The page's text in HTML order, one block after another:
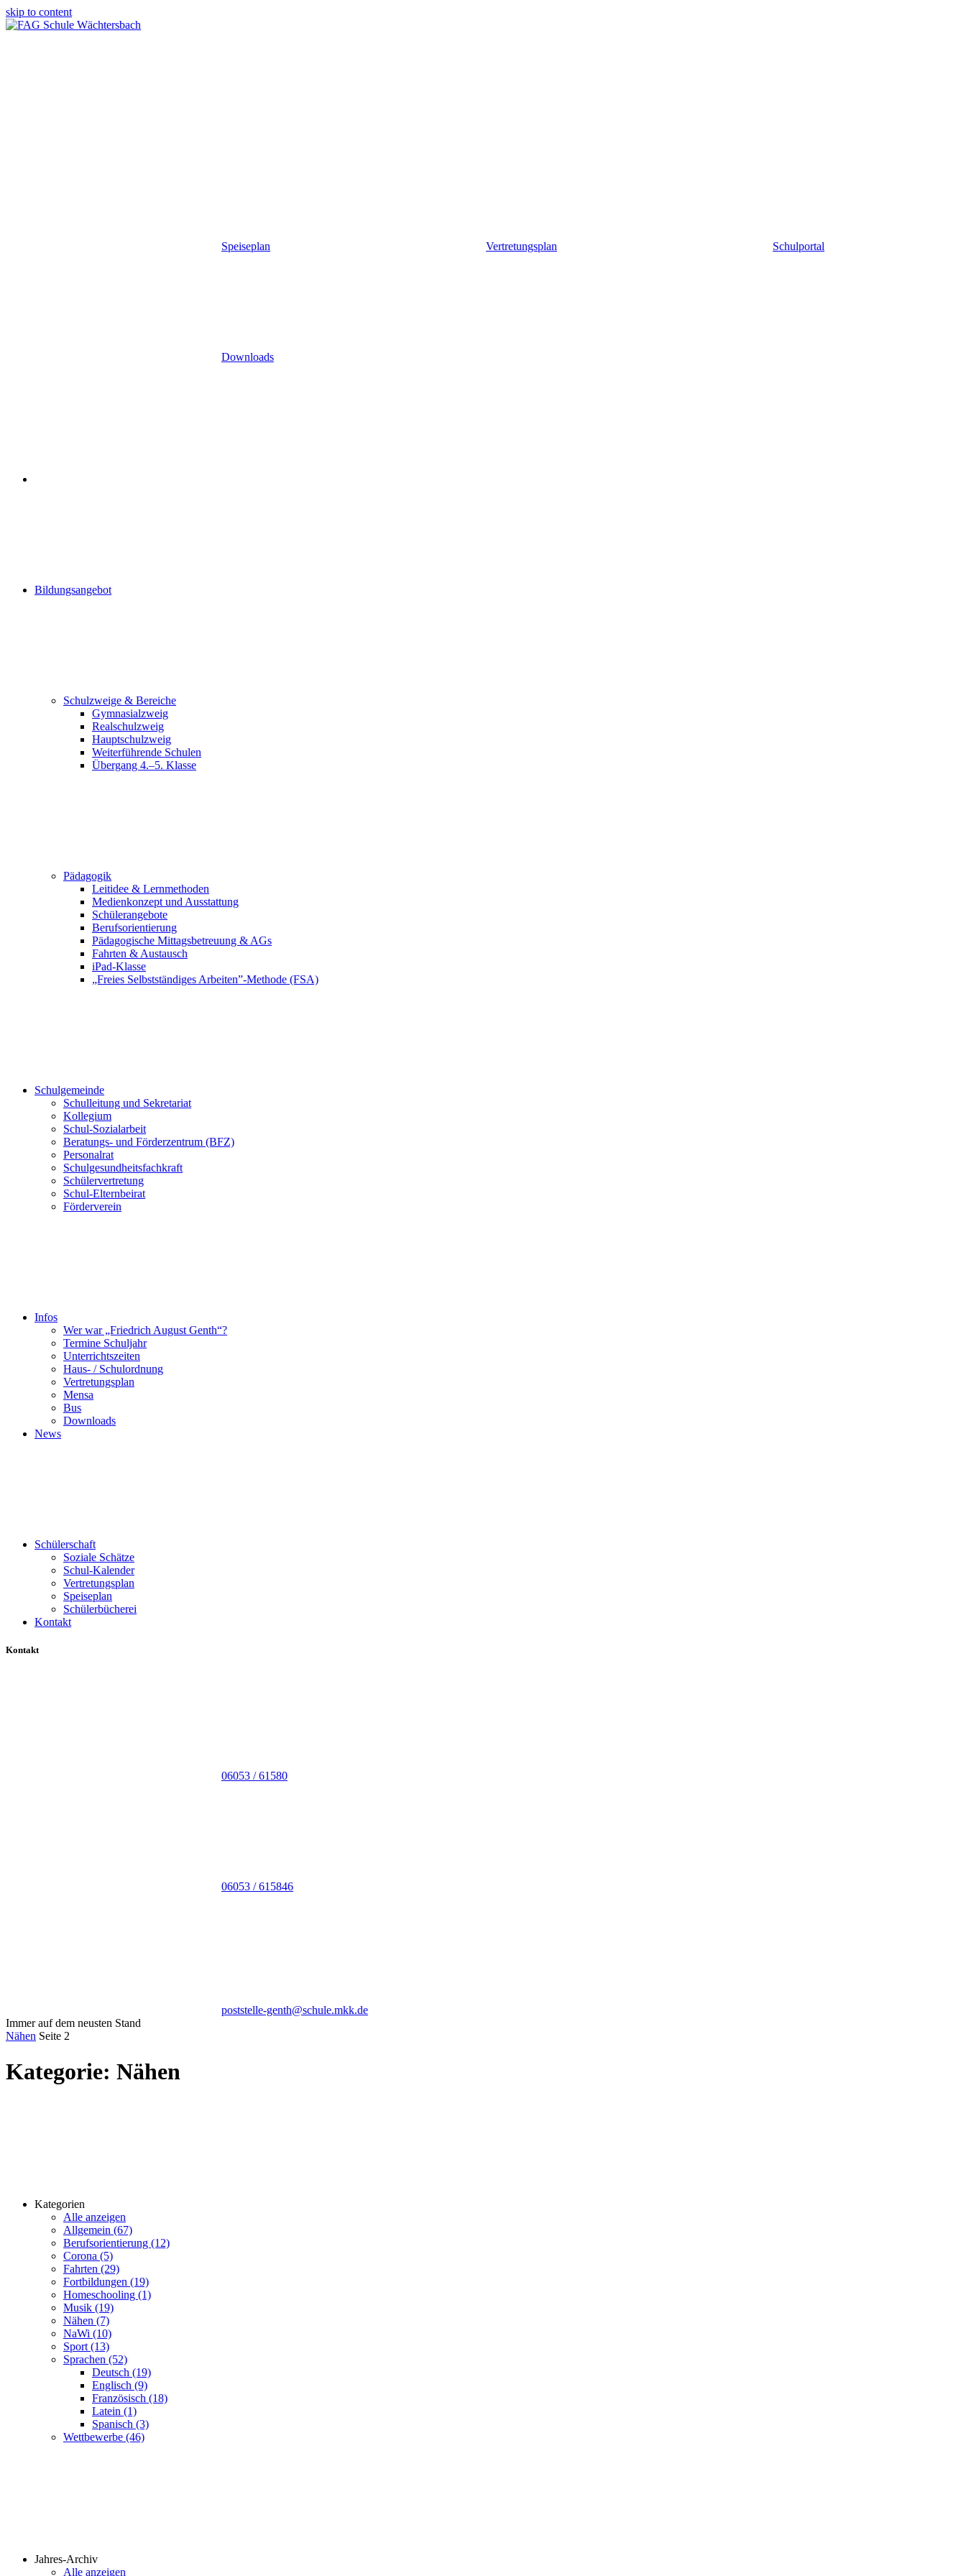
skip to content
Speiseplan Vertretungsplan Schulportal
Downloads
Bildungsangebot
Schulzweige & Bereiche
Gymnasialzweig
Realschulzweig
Hauptschulzweig
Weiterführende Schulen
Übergang 4.–5. Klasse
Pädagogik
Leitidee & Lernmethoden
Medienkonzept und Ausstattung
Schülerangebote
Berufsorientierung
Pädagogische Mittagsbetreuung & AGs
Fahrten & Austausch
iPad-Klasse
„Freies Selbstständiges Arbeiten”-Methode (FSA)
Schulgemeinde
Schulleitung und Sekretariat
Kollegium
Schul-Sozialarbeit
Beratungs- und Förderzentrum (BFZ)
Personalrat
Schulgesundheitsfachkraft
Schülervertretung
Schul-Elternbeirat
Förderverein
Infos
Wer war „Friedrich August Genth“?
Termine Schuljahr
Unterrichtszeiten
Haus- / Schulordnung
Vertretungsplan
Mensa
Bus
Downloads
News
Schülerschaft
Soziale Schätze
Schul-Kalender
Vertretungsplan
Speiseplan
Schülerbücherei
Kontakt
Kontakt
06053 / 61580
06053 / 615846
poststelle-genth@schule.mkk.de
Immer auf dem neusten Stand
Nähen Seite 2
Kategorie: Nähen
Kategorien
Alle anzeigen
Allgemein (67)
Berufsorientierung (12)
Corona (5)
Fahrten (29)
Fortbildungen (19)
Homeschooling (1)
Musik (19)
Nähen (7)
NaWi (10)
Sport (13)
Sprachen (52)
Deutsch (19)
Englisch (9)
Französisch (18)
Latein (1)
Spanisch (3)
Wettbewerbe (46)
Jahres-Archiv
Alle anzeigen